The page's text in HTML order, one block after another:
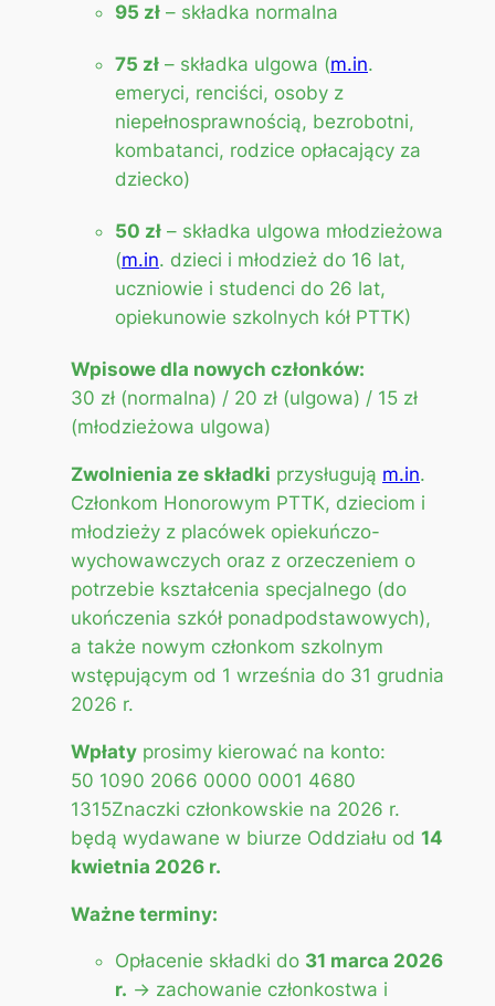
95 zł – składka normalna
75 zł – składka ulgowa (m.in.
emeryci, renciści, osoby z
niepełnosprawnością, bezrobotni,
kombatanci, rodzice opłacający za
dziecko)
50 zł – składka ulgowa młodzieżowa
(m.in. dzieci i młodzież do 16 lat,
uczniowie i studenci do 26 lat,
opiekunowie szkolnych kół PTTK)
Wpisowe dla nowych członków:
30 zł (normalna) / 20 zł (ulgowa) / 15 zł
(młodzieżowa ulgowa)
Zwolnienia ze składki przysługują m.in.
Członkom Honorowym PTTK, dzieciom i
młodzieży z placówek opiekuńczo-
wychowawczych oraz z orzeczeniem o
potrzebie kształcenia specjalnego (do
ukończenia szkół ponadpodstawowych),
a także nowym członkom szkolnym
wstępującym od 1 września do 31 grudnia
2026 r.
Wpłaty prosimy kierować na konto:
50 1090 2066 0000 0001 4680
1315Znaczki członkowskie na 2026 r.
będą wydawane w biurze Oddziału od 14
kwietnia 2026 r.
Ważne terminy:
Opłacenie składki do 31 marca 2026
r. → zachowanie członkostwa i